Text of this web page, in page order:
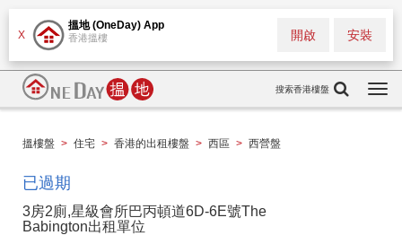
X
搵地 (OneDay) App
香港搵樓 安裝
開啟
搜索香港樓盤
搵樓盤 > 住宅 > 香港的出租樓盤 > 西區 > 西營盤
已過期
3房2廁,星級會所巴丙頓道6D-6E號The
Babington出租單位